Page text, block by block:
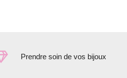
Prendre soin de vos bijoux